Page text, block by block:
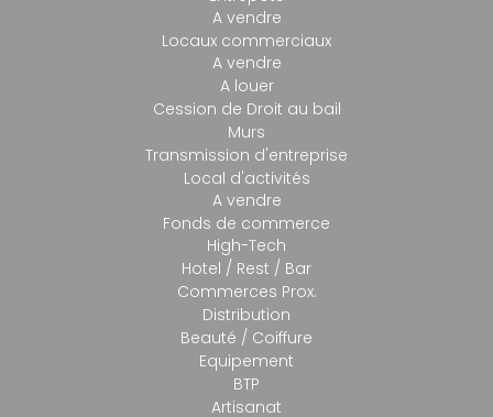
A vendre
Locaux commerciaux
A vendre
A louer
Cession de Droit au bail
Murs
Transmission d'entreprise
Local d'activités
A vendre
Fonds de commerce
High-Tech
Hotel / Rest / Bar
Commerces Prox.
Distribution
Beauté / Coiffure
Equipement
BTP
Artisanat